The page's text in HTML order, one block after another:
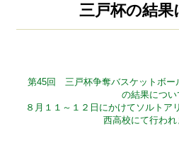
三戸杯の結果
第45回 三戸杯争奪バスケットボ
の結果につ
８月１１～１２日にかけてソルトア
西高校にて行われ